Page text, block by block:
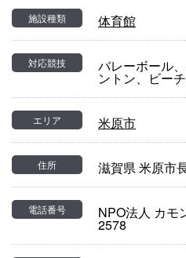
施設種類 体育館
対応競技 バレーボール
ントン、ビー
エリア 米原市
住所 滋賀県 米原市
電話番号 NPO法人 カモ
2578